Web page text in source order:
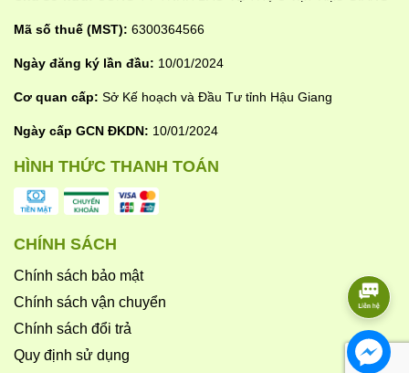
Mã số thuế (MST): 6300364566
Ngày đăng ký lần đầu: 10/01/2024
Cơ quan cấp: Sở Kế hoạch và Đầu Tư tỉnh Hậu Giang
Ngày cấp GCN ĐKDN: 10/01/2024
HÌNH THỨC THANH TOÁN
CHÍNH SÁCH
Chính sách bảo mật
Chính sách vận chuyển
Chính sách đổi trả
Quy định sử dụng